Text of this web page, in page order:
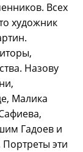
Всех
художник
Назову
Малика
Гадоев и
эти